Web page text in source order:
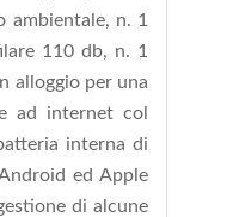
ambientale, n. 1
110 db, n. 1
alloggio per una
ad internet col
interna di
ed Apple
di alcune